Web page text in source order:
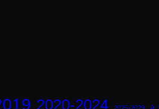
2020-2024